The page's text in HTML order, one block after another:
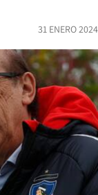
31 ENERO 2024